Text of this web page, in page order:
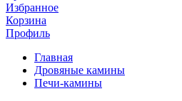
Избранное
Корзина
Профиль
Главная
Дровяные камины
Печи-камины